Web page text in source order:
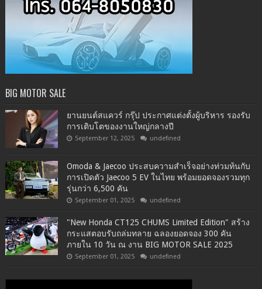
BIG MOTOR SALE
ยานยนต์สแควร์ กรุ๊ป ประกาศแต่งตั้งผู้บริหาร รองรับ
การเติบโตของงานใหญ่กลางปี
September 12, 2025 undefined
Omoda & Jaecoo ประสบความสำเร็จอย่างท่วมท้นกับ
การเปิดตัว Jaecoo 5 EV ในไทย พร้อมยอดจองรวมทุก
รุ่นกว่า 6,500 คัน
September 01, 2025 undefined
"New Honda CT125 CHUMS Limited Edition" สร้าง
กระแสตอบรับถล่มทลาย ฉลองยอดจอง 300 คัน
ภายใน 10 วัน ณ งาน BIG MOTOR SALE 2025
September 01, 2025 undefined